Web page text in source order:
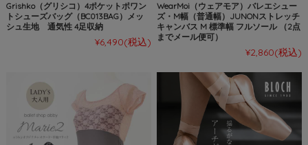
Grishko（グリシコ）4ポケットポワン
トシューズバッグ（BC013BAG）メッ
シュ生地 通気性 4足収納
¥6,490(税込)
WearMoi（ウェアモア）バレエシュー
ズ・M幅（普通幅）JUNONストレッチ
キャンバス M 標準幅 フルソール （2点
までメール便可）
¥2,860(税込)